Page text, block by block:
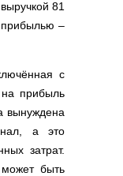
81
прибылью –
с
на прибыль
вынуждена
а это
затрат.
может быть